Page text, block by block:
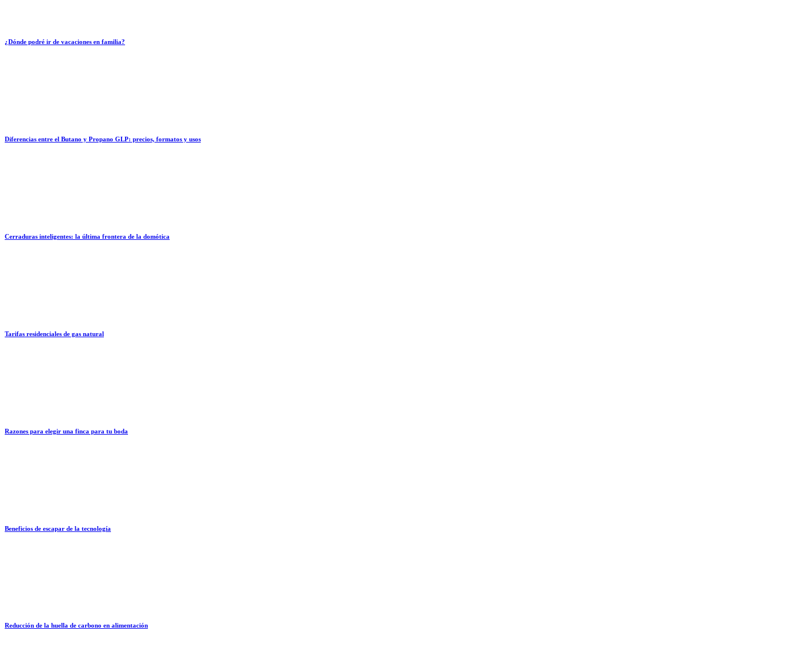
¿Dónde podré ir de vacaciones en familia?
Diferencias entre el Butano y Propano GLP: precios, formatos y usos
Cerraduras inteligentes: la última frontera de la domótica
Tarifas residenciales de gas natural
Razones para elegir una finca para tu boda
Beneficios de escapar de la tecnología
Reducción de la huella de carbono en alimentación